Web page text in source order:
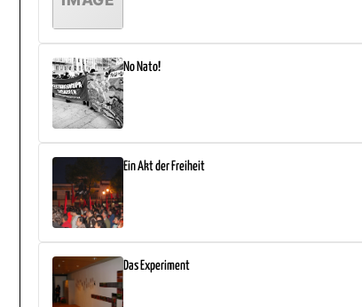
No Nato!
Ein Akt der Freiheit
Das Experiment